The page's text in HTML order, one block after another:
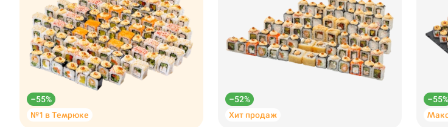
–55%
№1 в Темрюке
–52%
Хит продаж
–55%